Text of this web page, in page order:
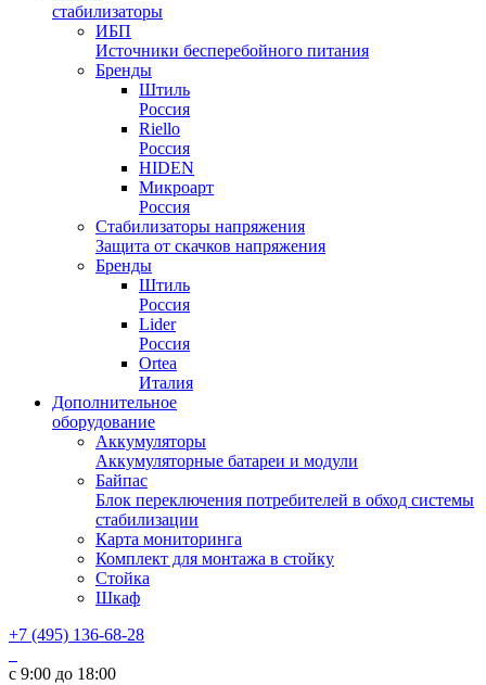
стабилизаторы
ИБП
Источники бесперебойного питания
Бренды
Штиль
Россия
Riello
Россия
HIDEN
Микроарт
Россия
Стабилизаторы напряжения
Защита от скачков напряжения
Бренды
Штиль
Россия
Lider
Россия
Ortea
Италия
Дополнительное
оборудование
Аккумуляторы
Аккумуляторные батареи и модули
Байпас
Блок переключения потребителей в обход системы
стабилизации
Карта мониторинга
Комплект для монтажа в стойку
Стойка
Шкаф
+7 (495) 136-68-28
с 9:00 до 18:00